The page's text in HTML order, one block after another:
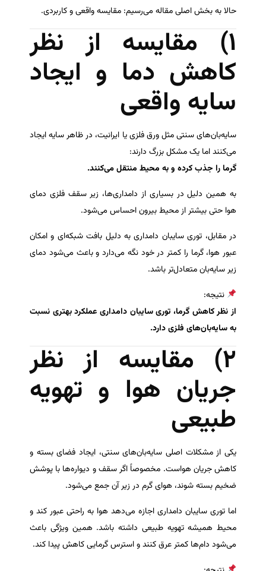
حالا به بخش اصلی مقاله می‌رسیم: مقایسه واقعی و کاربردی.
۱) مقایسه از نظر
کاهش دما و ایجاد
سایه واقعی
سایه‌بان‌های سنتی مثل ورق فلزی یا ایرانیت، در ظاهر سایه ایجاد
می‌کنند اما یک مشکل بزرگ دارند:
گرما را جذب کرده و به محیط منتقل می‌کنند.
به همین دلیل در بسیاری از دامداری‌ها، زیر سقف فلزی دمای
هوا حتی بیشتر از محیط بیرون احساس می‌شود.
در مقابل، توری سایبان دامداری به دلیل بافت شبکه‌ای و امکان
عبور هوا، گرما را کمتر در خود نگه می‌دارد و باعث می‌شود دمای
زیر سایه‌بان متعادل‌تر باشد.
نتیجه:
از نظر کاهش گرما، توری سایبان دامداری عملکرد بهتری نسبت
به سایه‌بان‌های فلزی دارد.
۲) مقایسه از نظر
جریان هوا و تهویه
طبیعی
یکی از مشکلات اصلی سایه‌بان‌های سنتی، ایجاد فضای بسته و
کاهش جریان هواست. مخصوصاً اگر سقف و دیواره‌ها با پوشش
ضخیم بسته شوند، هوای گرم در زیر آن جمع می‌شود.
اما توری سایبان دامداری اجازه می‌دهد هوا به راحتی عبور کند و
محیط همیشه تهویه طبیعی داشته باشد. همین ویژگی باعث
می‌شود دام‌ها کمتر عرق کنند و استرس گرمایی کاهش پیدا کند.